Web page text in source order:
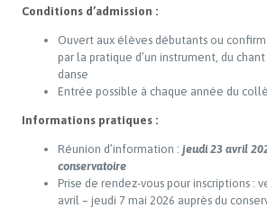
Conditions d’admission :
Ouvert aux élèves débutants ou
par la pratique d’un instrument, du
danse
Entrée possible à chaque année du
Informations pratiques :
Réunion d’information : jeudi 23 avril
conservatoire
Prise de rendez-vous pour inscriptions :
avril – jeudi 7 mai 2026 auprès du